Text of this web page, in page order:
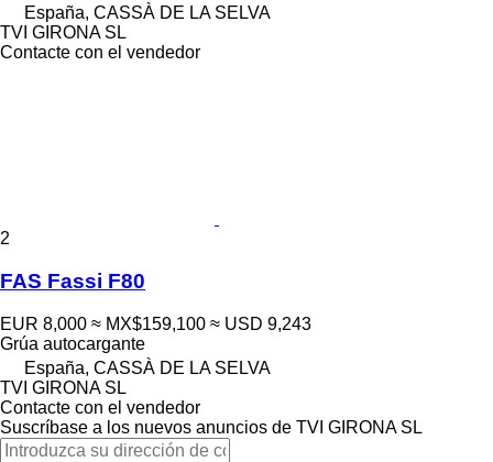
España, CASSÀ DE LA SELVA
TVI GIRONA SL
Contacte con el vendedor
2
FAS Fassi F80
EUR 8,000 ≈ MX$159,100 ≈ USD 9,243
Grúa autocargante
España, CASSÀ DE LA SELVA
TVI GIRONA SL
Contacte con el vendedor
Suscríbase a los nuevos anuncios de TVI GIRONA SL